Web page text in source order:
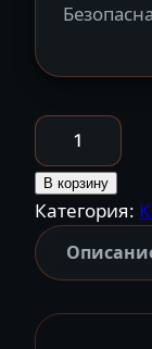
Количество
товара
КВАДРОЦИКЛ
LINHAI
UTV
570
BOSS
В корзину
Категория: